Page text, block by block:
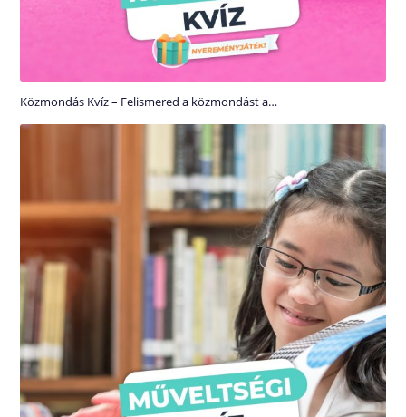
Közmondás Kvíz – Felismered a közmondást a…